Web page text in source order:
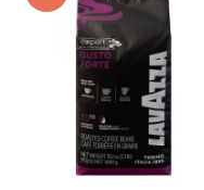
Aparate clasice
Accesorii
Complementare